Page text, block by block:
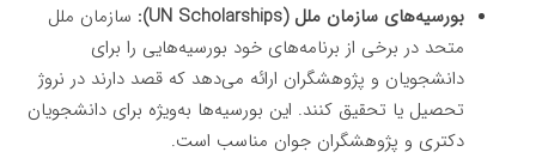
بورسیه‌های سازمان ملل (UN Scholarships):
سازمان ملل
متحد در برخی از برنامه‌های خود بورسیه‌هایی را برای
دانشجویان و پژوهشگران ارائه می‌دهد که قصد دارند در نروژ
تحصیل یا تحقیق کنند. این بورسیه‌ها به‌ویژه برای دانشجویان
دکتری و پژوهشگران جوان مناسب است.